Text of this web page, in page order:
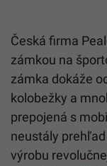
Česká firma
zámkou na
zámka dokáže
kolobežky a
prepojená s
neustály
výrobu